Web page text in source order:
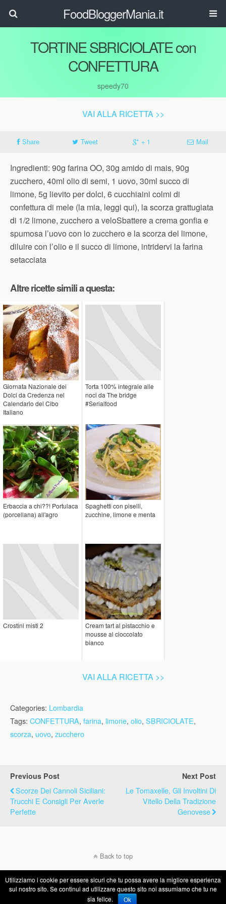
FoodBloggerMania.it
TORTINE SBRICIOLATE con
CONFETTURA
speedy70
VAI ALLA RICETTA >>
Share Tweet + 1 Mail
Ingredienti: 90g farina OO, 30g amido di mais, 90g
zucchero, 40ml olio di semi, 1 uovo, 30ml succo di
limone, 5g lievito per dolci, 6 cucchiaini colmi di
confettura di mele (la mia, leggi qui), la scorza grattugiata
di 1/2 limone, zucchero a veloSbattere a crema gonfia e
spumosa l’uovo con lo zucchero e la scorza del limone,
diluire con l’olio e il succo di limone, intridervi la farina
setacciata
Altre ricette simili a questa:
Giornata Nazionale dei
Dolci da Credenza nel
Calendario del Cibo
Italiano
Torta 100% integrale alle
noci da The bridge
#Serialfood
Erbaccia a chi??! Portulaca
(porcellana) all'agro
Spaghetti con piselli,
zucchine, limone e menta
Crostini misti 2
Cream tart al pistacchio e
mousse al cioccolato
bianco
VAI ALLA RICETTA >>
Categories: Lombardia
Tags: CONFETTURA, farina, limone, olio, SBRICIOLATE,
scorza, uovo, zucchero
Previous Post
Scorze Dei Cannoli Siciliani:
Trucchi E Consigli Per Averle
Perfette
Next Post
Le Tomaxelle, Gli Involtini Di
Vitello Della Tradizione
Genovese
Back to top
Mobile Desktop
Utilizziamo i cookie per essere sicuri che tu possa avere la migliore esperienza
sul nostro sito. Se continui ad utilizzare questo sito noi assumiamo che tu ne
sia felice.
Ok